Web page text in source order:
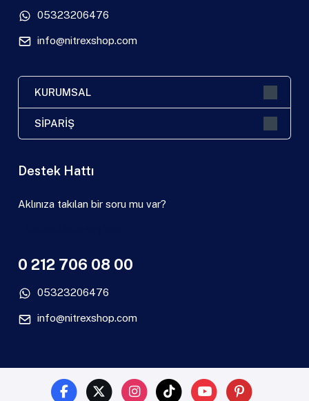
05323206476
info@nitrexshop.com
Destek Hattı
Aklınıza takılan bir soru mu var?
0 212 706 08 00
05323206476
info@nitrexshop.com
KURUMSAL
SİPARİŞ